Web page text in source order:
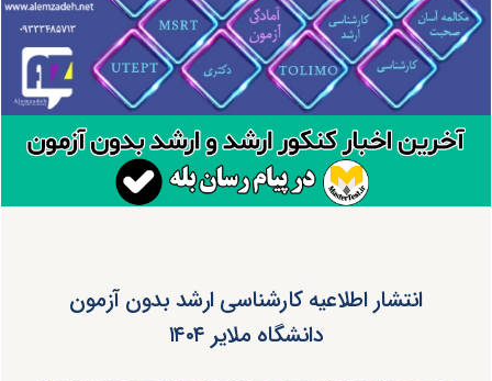
انتشار اطلاعیه کارشناسی ارشد بدون آزمون
دانشگاه ملایر ۱۴۰۴